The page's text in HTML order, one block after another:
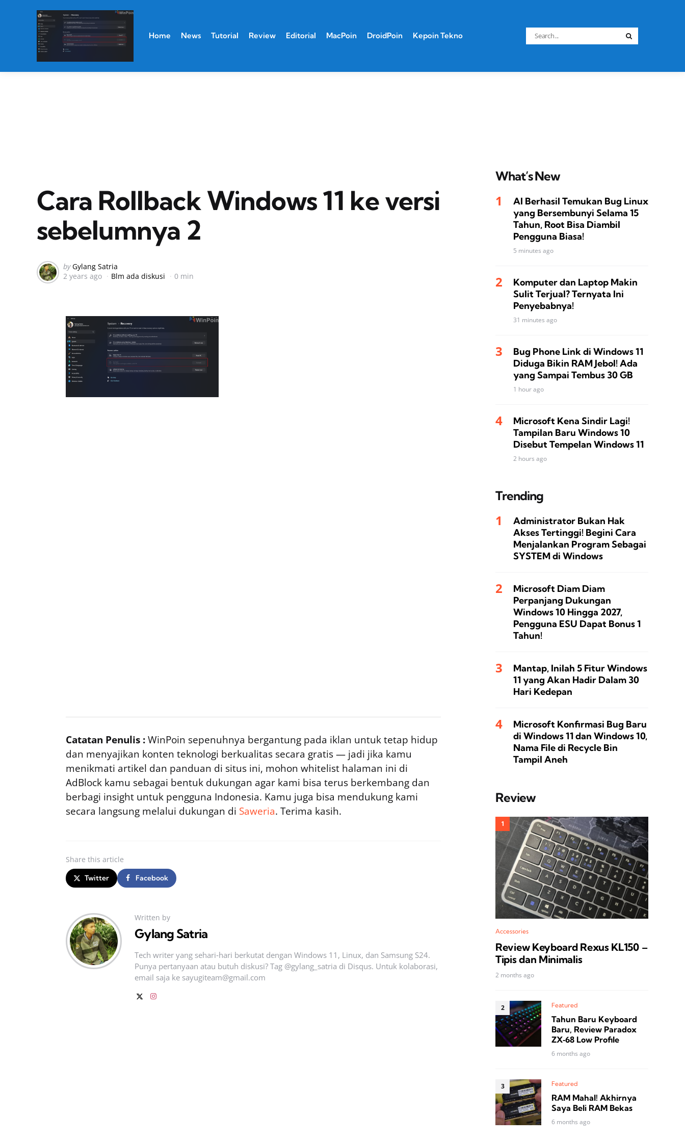
Home News Tutorial Review Editorial MacPoin DroidPoin Kepoin Tekno
Search
for:
Cara Rollback Windows 11 ke versi
sebelumnya 2
Posted
by
by Gylang Satria
2 years ago
Blm ada diskusi 0 min
Catatan Penulis :WinPoin sepenuhnya bergantung pada iklan untuk tetap hidup
dan menyajikan konten teknologi berkualitas secara gratis — jadi jika kamu
menikmati artikel dan panduan di situs ini, mohon whitelist halaman ini di
AdBlock kamu sebagai bentuk dukungan agar kami bisa terus berkembang dan
berbagi insight untuk pengguna Indonesia. Kamu juga bisa mendukung kami
secara langsung melalui dukungan di Saweria. Terima kasih.
Share this article
Twitter Facebook
Written by
Gylang Satria
Tech writer yang sehari‑hari berkutat dengan Windows 11, Linux, dan Samsung S24.
Punya pertanyaan atau butuh diskusi? Tag @gylang_satria di Disqus. Untuk kolaborasi,
email saja ke sayugiteam@gmail.com
What’s New
AI Berhasil Temukan Bug Linux
yang Bersembunyi Selama 15
Tahun, Root Bisa Diambil
Pengguna Biasa!
5 minutes ago
Komputer dan Laptop Makin
Sulit Terjual? Ternyata Ini
Penyebabnya!
31 minutes ago
Bug Phone Link di Windows 11
Diduga Bikin RAM Jebol! Ada
yang Sampai Tembus 30 GB
1 hour ago
Microsoft Kena Sindir Lagi!
Tampilan Baru Windows 10
Disebut Tempelan Windows 11
2 hours ago
Trending
Administrator Bukan Hak
Akses Tertinggi! Begini Cara
Menjalankan Program Sebagai
SYSTEM di Windows
Microsoft Diam Diam
Perpanjang Dukungan
Windows 10 Hingga 2027,
Pengguna ESU Dapat Bonus 1
Tahun!
Mantap, Inilah 5 Fitur Windows
11 yang Akan Hadir Dalam 30
Hari Kedepan
Microsoft Konfirmasi Bug Baru
di Windows 11 dan Windows 10,
Nama File di Recycle Bin
Tampil Aneh
Review
Accessories
Review Keyboard Rexus KL150 –
Tipis dan Minimalis
2 months ago
Featured
Tahun Baru Keyboard
Baru, Review Paradox
ZX‑68 Low Profile
6 months ago
Featured
RAM Mahal! Akhirnya
Saya Beli RAM Bekas
6 months ago